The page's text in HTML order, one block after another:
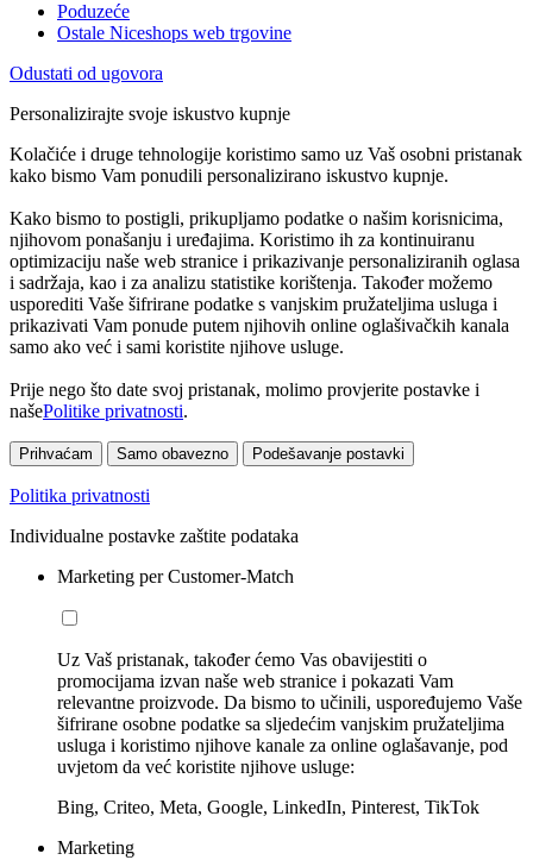
Poduzeće
Ostale Niceshops web trgovine
Odustati od ugovora
Personalizirajte svoje iskustvo kupnje
Kolačiće i druge tehnologije koristimo samo uz Vaš osobni pristanak
kako bismo Vam ponudili personalizirano iskustvo kupnje.
Kako bismo to postigli, prikupljamo podatke o našim korisnicima,
njihovom ponašanju i uređajima. Koristimo ih za kontinuiranu
optimizaciju naše web stranice i prikazivanje personaliziranih oglasa
i sadržaja, kao i za analizu statistike korištenja. Također možemo
usporediti Vaše šifrirane podatke s vanjskim pružateljima usluga i
prikazivati Vam ponude putem njihovih online oglašivačkih kanala
samo ako već i sami koristite njihove usluge.
Prije nego što date svoj pristanak, molimo provjerite postavke i
našePolitike privatnosti.
Prihvaćam Samo obavezno Podešavanje postavki
Politika privatnosti
Individualne postavke zaštite podataka
Marketing per Customer-Match
Uz Vaš pristanak, također ćemo Vas obavijestiti o
promocijama izvan naše web stranice i pokazati Vam
relevantne proizvode. Da bismo to učinili, uspoređujemo Vaše
šifrirane osobne podatke sa sljedećim vanjskim pružateljima
usluga i koristimo njihove kanale za online oglašavanje, pod
uvjetom da već koristite njihove usluge:
Bing, Criteo, Meta, Google, LinkedIn, Pinterest, TikTok
Marketing